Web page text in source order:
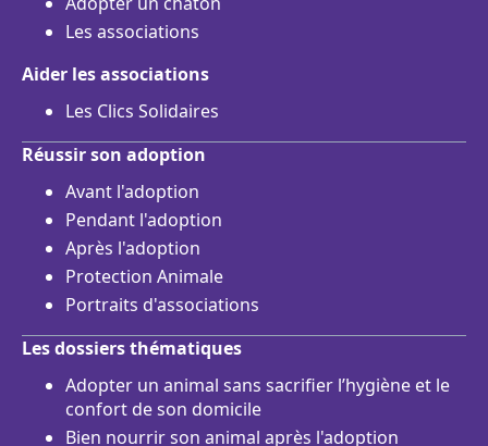
Les associations
Aider les associations
Les Clics Solidaires
Réussir son adoption
Avant l'adoption
Pendant l'adoption
Après l'adoption
Protection Animale
Portraits d'associations
Les dossiers thématiques
Adopter un animal sans sacrifier l’hygiène et le
confort de son domicile
Bien nourrir son animal après l'adoption